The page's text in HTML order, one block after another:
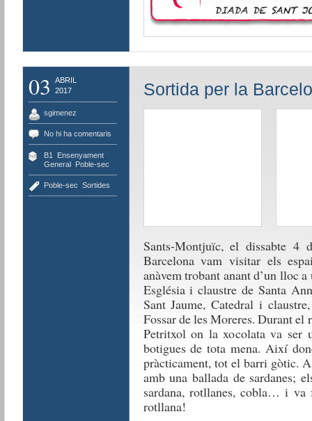
03
ABRIL
2017
sgimenez
No hi ha comentaris
B1 Ensenyament,
General, Poble-sec
Poble-sec Sortides
Sortida per la
Sants-Montjuïc, el dissabte 4
Barcelona vam visitar els
anàvem trobant anant d’un lloc
Església i claustre de Santa
Sant Jaume, Catedral i
Fossar de les Moreres. Durant el
Petritxol on la xocolata va ser
botigues de tota mena. Així
pràcticament, tot el barri gòtic.
amb una ballada de sardanes;
sardana, rotllanes, cobla… i
rotllana!